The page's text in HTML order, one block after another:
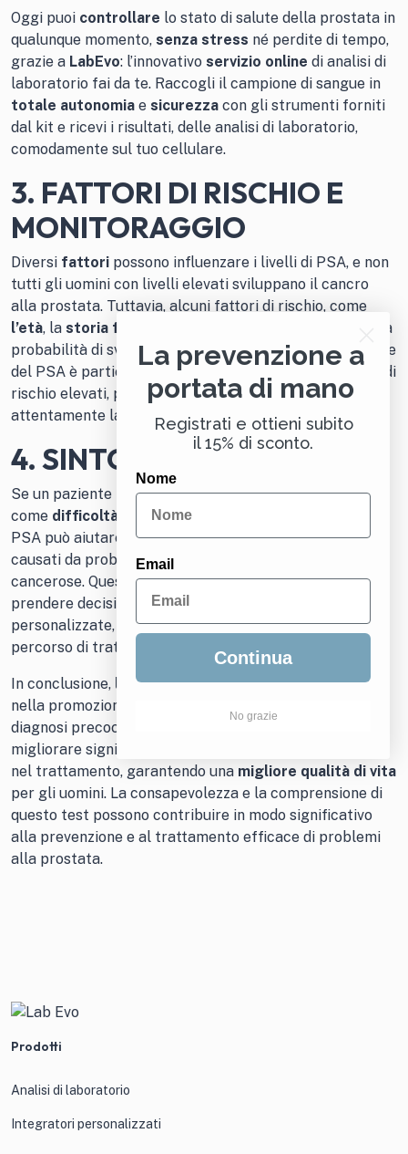
Oggi puoi controllare lo stato di salute della prostata in
qualunque momento, senza stress né perdite di tempo,
grazie a LabEvo: l’innovativo servizio online di analisi di
laboratorio fai da te. Raccogli il campione di sangue in
totale autonomia e sicurezza con gli strumenti forniti
dal kit e ricevi i risultati, delle analisi di laboratorio,
comodamente sul tuo cellulare.
3. FATTORI DI RISCHIO E
MONITORAGGIO
Diversi fattori possono influenzare i livelli di PSA, e non
tutti gli uomini con livelli elevati sviluppano il cancro
alla prostata. Tuttavia, alcuni fattori di rischio, come
l’età, la storia familiare
, possono aumentare la
probabilità di sviluppare problemi alla prostata. L’esame
del PSA è particolarmente utile per uomini con fattori di
rischio elevati, poiché consente di monitorare
attentamente la salute della prostata nel tempo.
4. SINTOMI E TERAPIA
Se un paziente presenta sintomi legati alla prostata,
come difficoltà nella minzione
PSA può aiutare a determinare se tali sintomi sono
causati da problemi benigni o da eventuali anomalie
cancerose. Questa informazione è fondamentale per
prendere decisioni terapeutiche informate e
personalizzate, guidando i medici nella scelta del
percorso di trattamento più appropriato.
In conclusione, l’esame del PSAsvolge un ruolo chiave
nella promozione della
diagnosi precoce di problemi alla prostata può
migliorare significativamente le possibilità di successo
nel trattamento, garantendo una migliore qualità di vita
per gli uomini. La consapevolezza e la comprensione di
questo test possono contribuire in modo significativo
alla prevenzione e al trattamento efficace di problemi
alla prostata.
Prodotti
Analisi di laboratorio
Integratori personalizzati
La prevenzione a
portata di mano
Registrati e ottieni subito
il 15% di sconto.
Nome
Email
Continua
No grazie